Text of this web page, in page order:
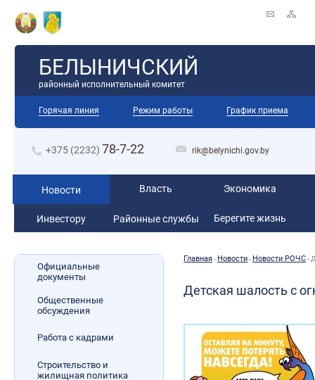
БЕЛЫНИЧСКИЙ
районный исполнительный комитет
Горячая линия Режим работы График приема
+375 (2232) 78-7-22 rik@belynichi.gov.by
Новости Власть Экономика
Инвестору Районные службы Берегите жизнь
Официальные
документы
Общественные
обсуждения
Работа с кадрами
Строительство и
жилищная политика
Главная- Новости- ­­Новости РОЧС-
Детская шалость с